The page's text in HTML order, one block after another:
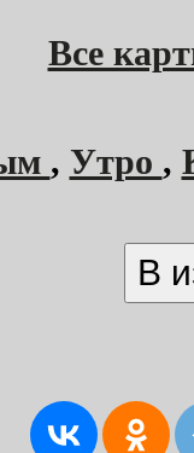
Все
, Утро ,